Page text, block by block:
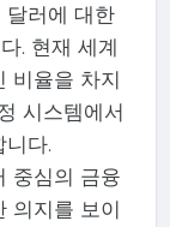
달러에 대한
. 현재 세계
비율을 차지
시스템에서
다.
중심의 금융
의지를 보이